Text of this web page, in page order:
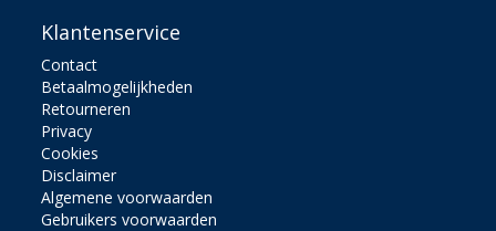
Klantenservice
Contact
Betaalmogelijkheden
Retourneren
Privacy
Cookies
Disclaimer
Algemene voorwaarden
Gebruikers voorwaarden